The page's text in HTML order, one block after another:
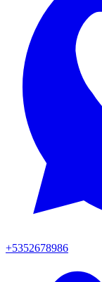
+5352678986